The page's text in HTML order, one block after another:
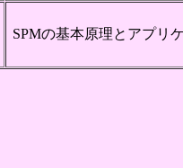
SPMの基本原理とアプリ